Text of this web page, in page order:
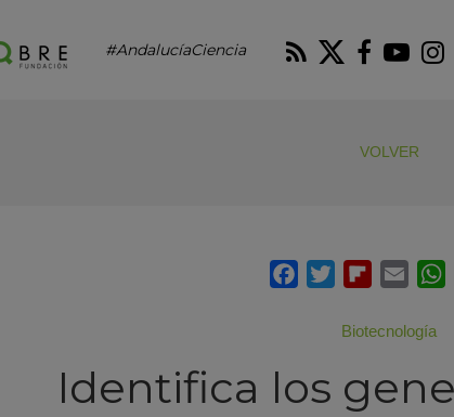
#AndalucíaCiencia RSS Twitter
VOLVER
Biotecnología
Identifica los